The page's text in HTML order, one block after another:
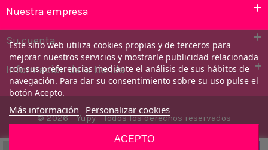
Nuestra empresa
Su cuenta
Información de la tienda
Este sitio web utiliza cookies propias y de terceros para
mejorar nuestros servicios y mostrarle publicidad relacionada
con sus preferencias mediante el análisis de sus hábitos de
navegación. Para dar su consentimiento sobre su uso pulse el
botón Acepto.
Más información Personalizar cookies
ACEPTO
© 2026 - Yupy - Todos los derechos reservados